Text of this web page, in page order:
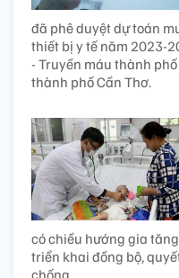
đã phê duyệt dự toán
thiết bị y tế năm 2023-
- Truyền máu thành
thành phố Cần Thơ.
có chiều hướng gia
triển khai đồng bộ,